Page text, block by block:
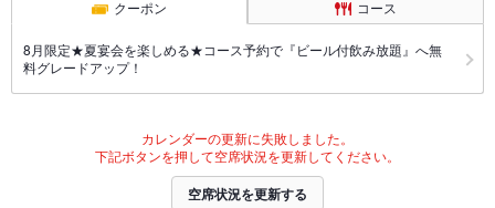
クーポン コース
8月限定★夏宴会を楽しめる★コース予約で『ビール付飲み放題』へ無
料グレードアップ！
カレンダーの更新に失敗しました。
下記ボタンを押して空席状況を更新してください。
空席状況を更新する